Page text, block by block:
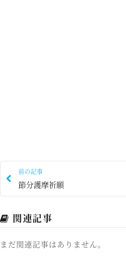
前の記事
節分護摩祈願
関連記事
まだ関連記事はありません。